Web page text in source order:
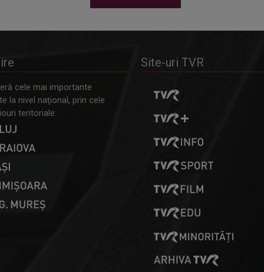
cele mai importante
la nivel naţional, prin cele
teritoriale:
Site-uri TVR